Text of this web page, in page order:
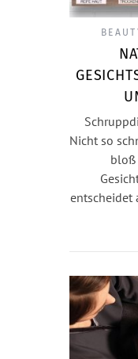
Nicht so
bloß
entscheidet